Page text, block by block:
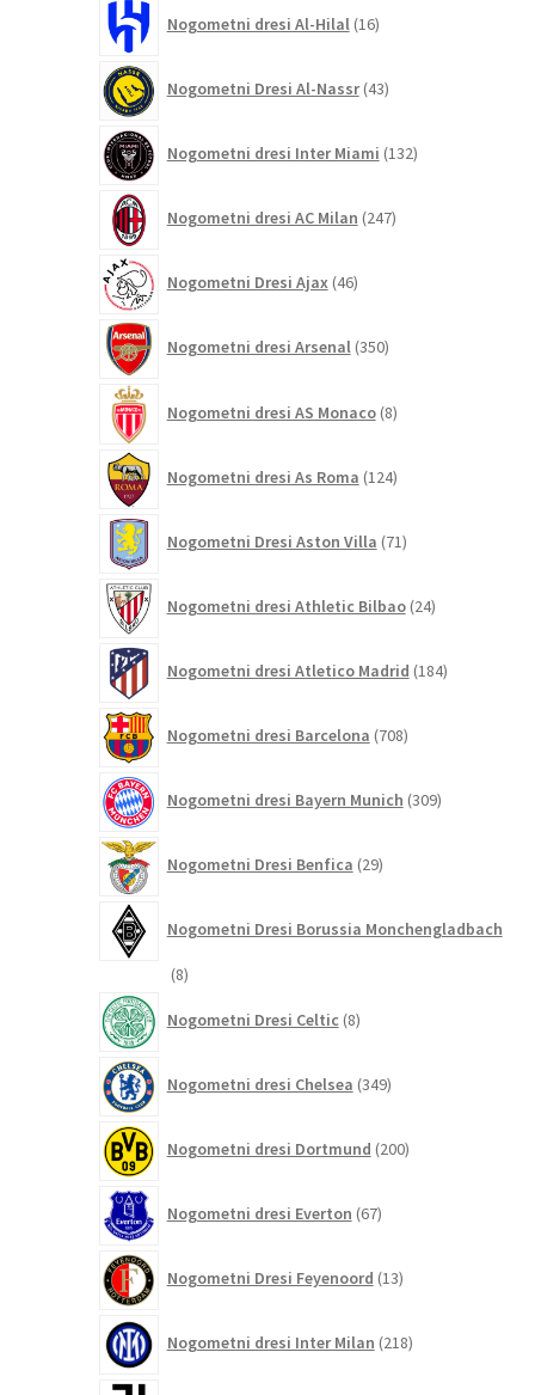
Nogometni dresi Al-Hilal 16izdelkov
Nogometni Dresi Al-Nassr 43izdelkov
Nogometni dresi Inter Miami 132izdelkov
Nogometni dresi AC Milan 247izdelkov
Nogometni Dresi Ajax 46izdelkov
Nogometni dresi Arsenal 350izdelkov
Nogometni dresi AS Monaco 8izdelkov
Nogometni dresi As Roma 124izdelkov
Nogometni Dresi Aston Villa 71izdelkov
Nogometni dresi Athletic Bilbao 24izdelkov
Nogometni dresi Atletico Madrid 184izdelkov
Nogometni dresi Barcelona 708izdelkov
Nogometni dresi Bayern Munich 309izdelkov
Nogometni Dresi Benfica 29izdelkov
Nogometni Dresi Borussia Monchengladbach
88
Nogometni Dresi Celtic 8izdelkov
Nogometni dresi Chelsea 349izdelkov
Nogometni dresi Dortmund 200izdelkov
Nogometni dresi Everton 67izdelkov
Nogometni Dresi Feyenoord 13izdelkov
Nogometni dresi Inter Milan 218izdelkov